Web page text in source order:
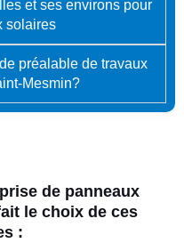
et ses environs pour
solaires
préalable de travaux
Mesmin?
de panneaux
le choix de ces
: